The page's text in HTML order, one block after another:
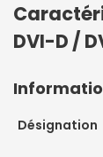
DVI-D /
Désignation